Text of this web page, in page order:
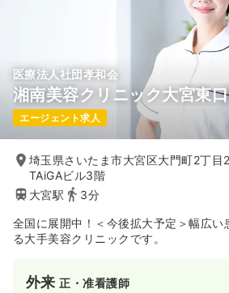
医療法人社団孝和会
湘南美容クリニック大宮東
エージェント求人
埼玉県さいたま市大宮区大門町2丁目
TAiGAビル3階
大宮駅
3分
全国に展開中！＜今後拡大予定＞幅広い
る大手美容クリニックです。
外来正・准看護師